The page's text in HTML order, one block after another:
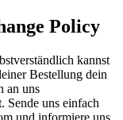
Policy
kannst
Bestellung dein
an uns
Sende uns einfach
und informiere uns